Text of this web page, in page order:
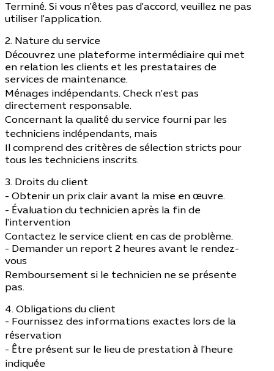
Terminé. Si vous n'êtes pas d'accord, veuillez ne pas
utiliser l'application.
2. Nature du service
Découvrez une plateforme intermédiaire qui met
en relation les clients et les prestataires de
services de maintenance.
Ménages indépendants. Check n'est pas
directement responsable.
Concernant la qualité du service fourni par les
techniciens indépendants, mais
Il comprend des critères de sélection stricts pour
tous les techniciens inscrits.
3. Droits du client
- Obtenir un prix clair avant la mise en œuvre.
- Évaluation du technicien après la fin de
l'intervention
Contactez le service client en cas de problème.
- Demander un report 2 heures avant le rendez-
vous
Remboursement si le technicien ne se présente
pas.
4. Obligations du client
- Fournissez des informations exactes lors de la
réservation
- Être présent sur le lieu de prestation à l'heure
indiquée